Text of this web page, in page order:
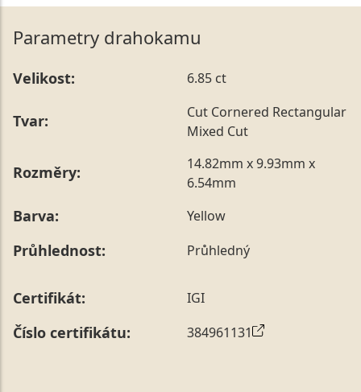
Parametry drahokamu
Velikost: 6.85 ct
Tvar:
Cut Cornered Rectangular
Mixed Cut
Rozměry:
14.82mm x 9.93mm x
6.54mm
Barva: Yellow
Průhlednost: Průhledný
Certifikát: IGI
Číslo certifikátu: 384961131